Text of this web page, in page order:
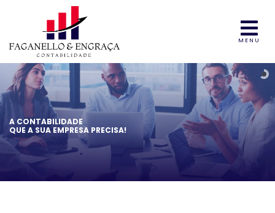
MENU
A CONTABILIDADE
QUE A SUA EMPRESA PRECISA!